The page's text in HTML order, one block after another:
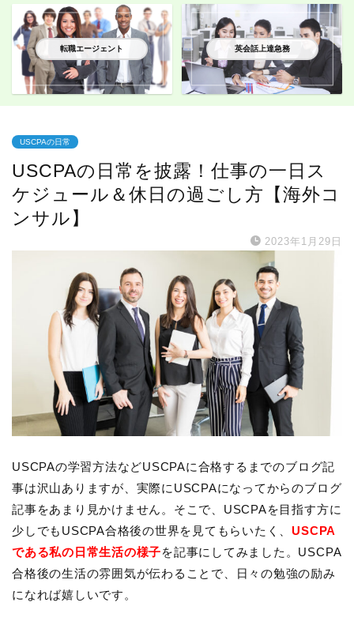
転職エージェント 英会話上達急務
USCPAの日常
USCPAの日常を披露！仕事の一日ス
ケジュール＆休日の過ごし方【海外コ
ンサル】
2023年1月29日
USCPAの学習方法などUSCPAに合格するまでのブログ記
事は沢山ありますが、実際にUSCPAになってからのブログ
記事をあまり見かけません。そこで、USCPAを目指す方に
少しでもUSCPA合格後の世界を見てもらいたく、 USCPA
である私の日常生活の様子を記事にしてみました。USCPA
合格後の生活の雰囲気が伝わることで、日々の勉強の励み
になれば嬉しいです。